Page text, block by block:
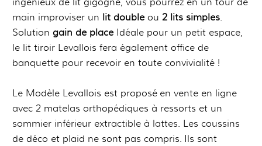
ingénieux de lit gigogne, vous pourrez en un tour de
main improviser un lit doubleou 2 lits simples.
Solution gain de placeIdéale pour un petit espace,
le lit tiroir Levallois fera également office de
banquette pour recevoir en toute convivialité !
Le Modèle Levallois est proposé en vente en ligne
avec 2 matelas orthopédiques à ressorts et un
sommier inférieur extractible à lattes. Les coussins
de déco et plaid ne sont pas compris. Ils sont